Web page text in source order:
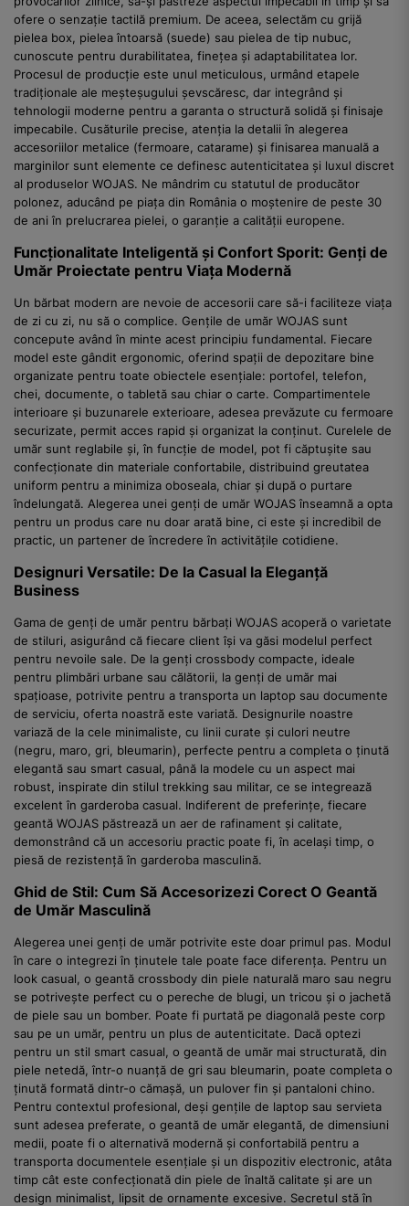
ofere o senzație tactilă premium. De aceea, selectăm cu grijă
pielea box, pielea întoarsă (suede) sau pielea de tip nubuc,
cunoscute pentru durabilitatea, finețea și adaptabilitatea lor.
Procesul de producție este unul meticulous, urmând etapele
tradiționale ale meșteșugului șevscăresc, dar integrând și
tehnologii moderne pentru a garanta o structură solidă și finisaje
impecabile. Cusăturile precise, atenția la detalii în alegerea
accesoriilor metalice (fermoare, catarame) și finisarea manuală a
marginilor sunt elemente ce definesc autenticitatea și luxul discret
al produselor WOJAS. Ne mândrim cu statutul de producător
polonez, aducând pe piața din România o moștenire de peste 30
de ani în prelucrarea pielei, o garanție a calității europene.
Funcționalitate Inteligentă și Confort Sporit: Genți de
Umăr Proiectate pentru Viața Modernă
Un bărbat modern are nevoie de accesorii care să-i faciliteze viața
de zi cu zi, nu să o complice. Gențile de umăr WOJAS sunt
concepute având în minte acest principiu fundamental. Fiecare
model este gândit ergonomic, oferind spații de depozitare bine
organizate pentru toate obiectele esențiale: portofel, telefon,
chei, documente, o tabletă sau chiar o carte. Compartimentele
interioare și buzunarele exterioare, adesea prevăzute cu fermoare
securizate, permit acces rapid și organizat la conținut. Curelele de
umăr sunt reglabile și, în funcție de model, pot fi căptușite sau
confecționate din materiale confortabile, distribuind greutatea
uniform pentru a minimiza oboseala, chiar și după o purtare
îndelungată. Alegerea unei genți de umăr WOJAS înseamnă a opta
pentru un produs care nu doar arată bine, ci este și incredibil de
practic, un partener de încredere în activitățile cotidiene.
Designuri Versatile: De la Casual la Eleganță
Business
Gama de genți de umăr pentru bărbați WOJAS acoperă o varietate
de stiluri, asigurând că fiecare client își va găsi modelul perfect
pentru nevoile sale. De la genți crossbody compacte, ideale
pentru plimbări urbane sau călătorii, la genți de umăr mai
spațioase, potrivite pentru a transporta un laptop sau documente
de serviciu, oferta noastră este variată. Designurile noastre
variază de la cele minimaliste, cu linii curate și culori neutre
(negru, maro, gri, bleumarin), perfecte pentru a completa o ținută
elegantă sau smart casual, până la modele cu un aspect mai
robust, inspirate din stilul trekking sau militar, ce se integrează
excelent în garderoba casual. Indiferent de preferințe, fiecare
geantă WOJAS păstrează un aer de rafinament și calitate,
demonstrând că un accesoriu practic poate fi, în același timp, o
piesă de rezistență în garderoba masculină.
Ghid de Stil: Cum Să Accesorizezi Corect O Geantă
de Umăr Masculină
Alegerea unei genți de umăr potrivite este doar primul pas. Modul
în care o integrezi în ținutele tale poate face diferența. Pentru un
look casual, o geantă crossbody din piele naturală maro sau negru
se potrivește perfect cu o pereche de blugi, un tricou și o jachetă
de piele sau un bomber. Poate fi purtată pe diagonală peste corp
sau pe un umăr, pentru un plus de autenticitate. Dacă optezi
pentru un stil smart casual, o geantă de umăr mai structurată, din
piele netedă, într-o nuanță de gri sau bleumarin, poate completa o
ținută formată dintr-o cămașă, un pulover fin și pantaloni chino.
Pentru contextul profesional, deși gențile de laptop sau servieta
sunt adesea preferate, o geantă de umăr elegantă, de dimensiuni
medii, poate fi o alternativă modernă și confortabilă pentru a
transporta documentele esențiale și un dispozitiv electronic, atâta
timp cât este confecționată din piele de înaltă calitate și are un
design minimalist, lipsit de ornamente excesive. Secretul stă în